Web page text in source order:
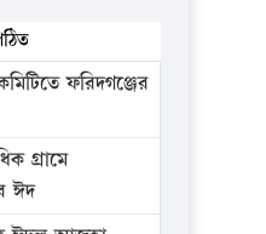
ফরিদগঞ্জের
গ্রামে
ঈদ